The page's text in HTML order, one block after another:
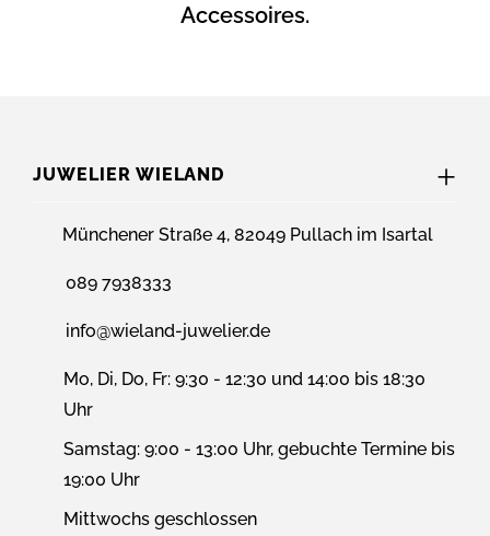
Accessoires.
JUWELIER WIELAND
Münchener Straße 4, 82049 Pullach im Isartal
089 7938333
info@wieland-juwelier.de
Mo, Di, Do, Fr: 9:30 - 12:30 und 14:00 bis 18:30
Uhr
Samstag: 9:00 - 13:00 Uhr, gebuchte Termine bis
19:00 Uhr
Mittwochs geschlossen